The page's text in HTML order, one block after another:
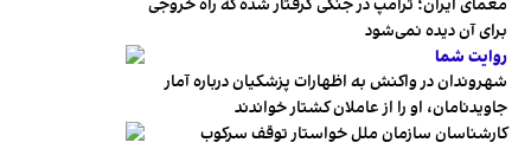
برای آن دیده نمی‌شود
روایت شما
شهروندان در واکنش به اظهارات پزشکیان درباره آمار
جاویدنامان، او را از عاملان کشتار خواندند
کارشناسان سازمان ملل خواستار توقف سرکوب